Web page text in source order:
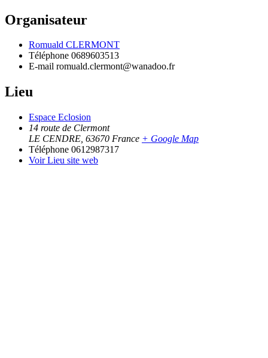
Organisateur
Romuald CLERMONT
Téléphone 0689603513
E-mail romuald.clermont@wanadoo.fr
Lieu
Espace Eclosion
14 route de Clermont
LE CENDRE 63670 France + Google Map
Téléphone 0612987317
Voir Lieu site web